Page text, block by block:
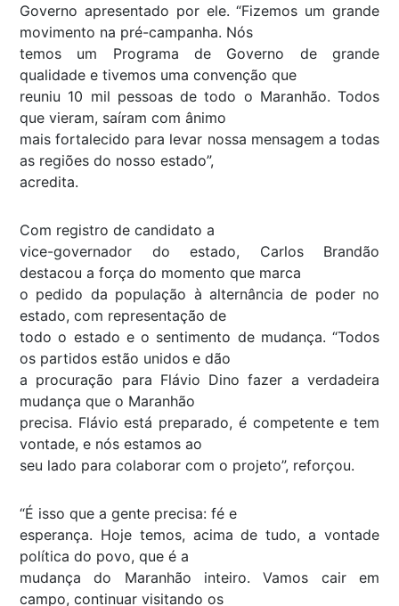
Governo apresentado por ele. “Fizemos um grande
movimento na pré-campanha. Nós
temos um Programa de Governo de grande
qualidade e tivemos uma convenção que
reuniu 10 mil pessoas de todo o Maranhão. Todos
que vieram, saíram com ânimo
mais fortalecido para levar nossa mensagem a todas
as regiões do nosso estado”,
acredita.
Com registro de candidato a
vice-governador do estado, Carlos Brandão
destacou a força do momento que marca
o pedido da população à alternância de poder no
estado, com representação de
todo o estado e o sentimento de mudança. “Todos
os partidos estão unidos e dão
a procuração para Flávio Dino fazer a verdadeira
mudança que o Maranhão
precisa. Flávio está preparado, é competente e tem
vontade, e nós estamos ao
seu lado para colaborar com o projeto”, reforçou.
“É isso que a gente precisa: fé e
esperança. Hoje temos, acima de tudo, a vontade
política do povo, que é a
mudança do Maranhão inteiro. Vamos cair em
campo, continuar visitando os